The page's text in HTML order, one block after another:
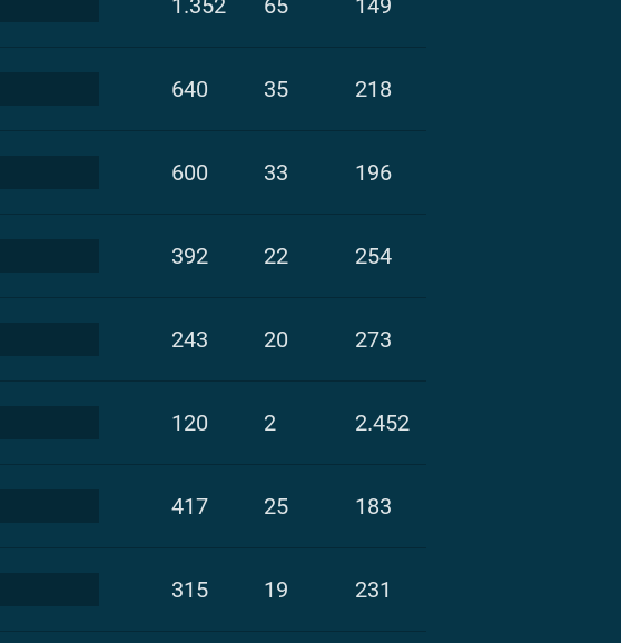
1.352 65 149
640 35 218
600 33 196
392 22 254
243 20 273
120 2 2.452
417 25 183
315 19 231